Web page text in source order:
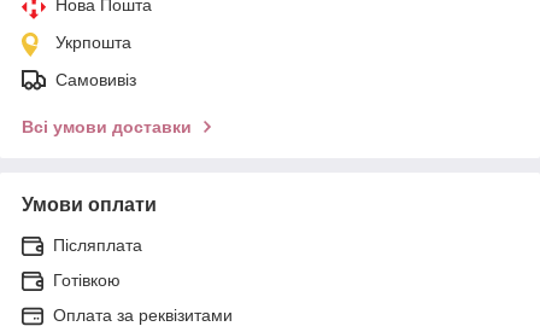
Нова Пошта
Укрпошта
Самовивіз
Всі умови доставки
Умови оплати
Післяплата
Готівкою
Оплата за реквізитами